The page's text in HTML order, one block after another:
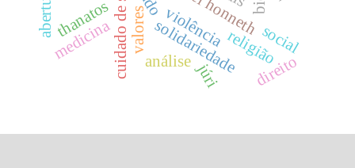
cuidado de si violência
solidariedadereligião
medicina
thanatos valores
análise
social
direito
júri